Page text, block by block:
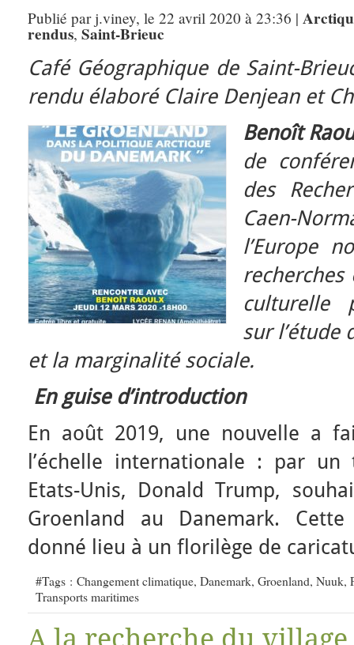
Publié par j.viney, le 22 avril 2020 à 23:36 |
rendus, Saint-Brieuc
Café Géographique de Saint-
rendu élaboré Claire Denjean et
Benoît
de
des
Caen-
l’Europe
recherches
culturelle
sur l’étude
et la marginalité sociale.
En guise d’introduction
En août 2019, une nouvelle a
l’échelle internationale : par
Etats-Unis, Donald Trump,
Groenland au Danemark.
donné lieu à un florilège de
#Tags : Changement climatique, Danemark, Groenland, Nuuk,
Transports maritimes
A la recherche du